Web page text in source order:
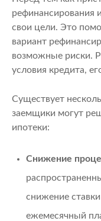
рефинансирования
свои цели. Это
вариант
возможные риски.
условия кредита,
Существует
заемщики могут
ипотеки:
Снижение
снижение
ежемесячный